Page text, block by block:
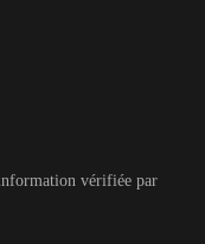
vérifiée par